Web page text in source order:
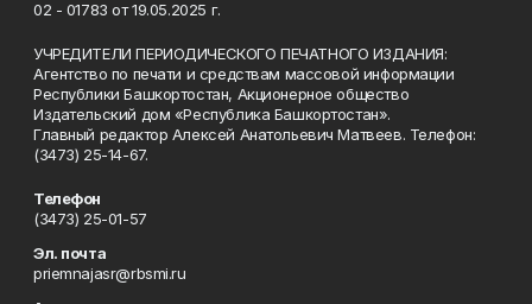
02 - 01783 от 19.05.2025 г.
УЧРЕДИТЕЛИ ПЕРИОДИЧЕСКОГО ПЕЧАТНОГО ИЗДАНИЯ:
Агентство по печати и средствам массовой информации
Республики Башкортостан, Акционерное общество
Издательский дом «Республика Башкортостан».
Главный редактор Алексей Анатольевич Матвеев. Телефон:
(3473) 25-14-67.
Телефон
(3473) 25-01-57
Эл. почта
priemnajasr@rbsmi.ru